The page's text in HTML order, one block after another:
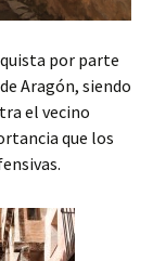
por parte
Aragón, siendo
el vecino
que los